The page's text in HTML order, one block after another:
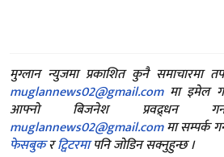
मुग्लान न्युजमा प्रकाशित कुनै समाचारमा
muglannews02@gmail.comमा इमेल
आफ्नो बिजनेश प्रवद्र्धन
muglannews02@gmail.comमा सम्पर्क
फेसबुकरट्विटरमापनि जोडिन सक्नुहुन्छ ।